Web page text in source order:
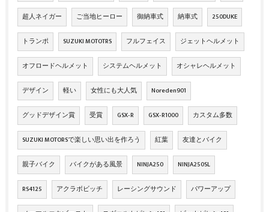
超人ネイガー ご当地ヒーロー 御納車式 納車式 250DUKE
トランポ SUZUKI MOTOTRS フルフェイス ジェットヘルメット
オフロードヘルメット システムヘルメット オシャレヘルメット
デザイン 軽い 女性にも大人気 Noreden901
グッドデザイン賞 受賞 GSX‐R GSX‐R1000 カスタム多数
SUZUKI MOTORSで楽しい思い出を作ろう 紅葉 友達とバイク
親子バイク バイクがある風景 NINJA250 NINJA250SL
RS4125 アクラボビッチ レーシングサウンド パワーアップ